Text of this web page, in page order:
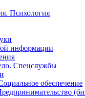
Психология
информации
Спецслужбы
обеспечение